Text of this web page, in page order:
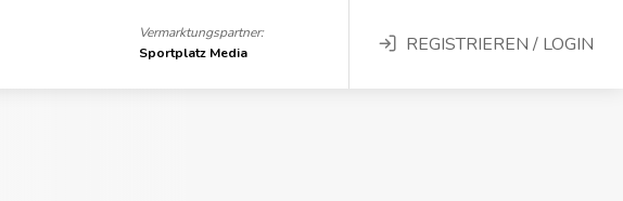
Vermarktungspartner:
Sportplatz Media
REGISTRIEREN / LOGIN